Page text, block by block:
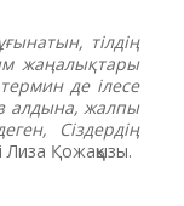
тілдің
жаңалықтары
де ілесе
алдына, жалпы
Сіздердің
Лиза Қожаққызы.